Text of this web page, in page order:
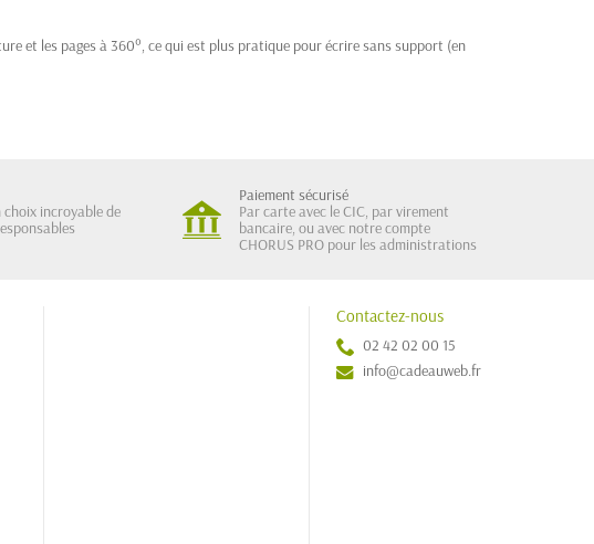
et les pages à 360°, ce qui est plus pratique pour écrire sans support (en
choix incroyable de
Paiement sécurisé
Par carte avec le CIC, par virement
bancaire, ou avec notre compte
CHORUS PRO pour les administrations
Contactez-nous
02 42 02 00 15
info@cadeauweb.fr